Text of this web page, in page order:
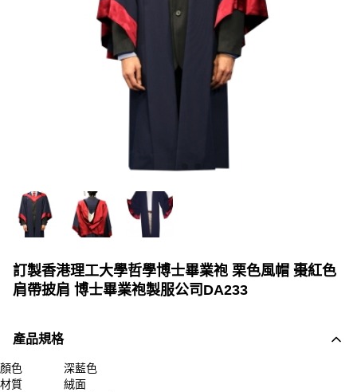
訂製香港理工大學哲學博士畢業袍 栗色風帽 棗紅色
肩帶披肩 博士畢業袍製服公司DA233
產品規格
顏色
深藍色
材質
絨面